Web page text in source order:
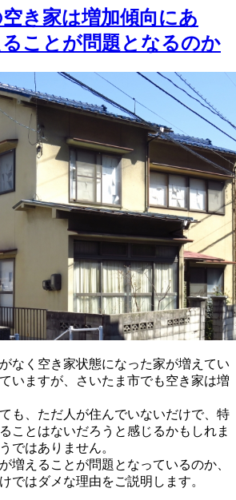
き家は増加傾向にあ
ことが問題となるのか
なく空き家状態になった家が増えてい
いますが、さいたま市でも空き家は増
も、ただ人が住んでいないだけで、特
ことはないだろうと感じるかもしれま
ではありません。
増えることが問題となっているのか、
ではダメな理由をご説明します。